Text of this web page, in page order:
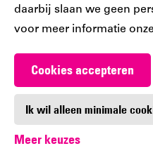
daarbij slaan we geen
voor meer informatie onze
Cookies accepteren
Ik wil alleen minimale
Meer keuzes
Werken bij De Nieuwe
Digitoegankelijkheid